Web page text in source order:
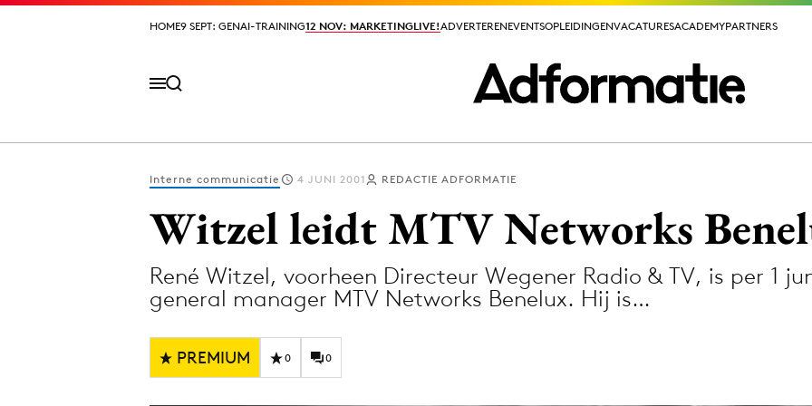
HOME9 SEPT: GENAI-TRAINING12 NOV: MARKETINGLIVE!ADVERTERENEVENTSOPLEIDINGENVACATURESACADEMYPARTNERS
HOME9 SEPT: GENAI-TRAINING12 NOV: MARKETINGLIVE!ADVERTERENEVENTSOPLEIDINGENVACATURESACADEMYPARTNERS
Digital transformation
Diversiteit
Interne communicatie 4 JUNI 2001 REDACTIE ADFORMATIE
Witzel leidt MTV Networks
René Witzel, voorheen Directeur Wegener Radio & TV, is per 1
general manager MTV Networks Benelux. Hij is…
PREMIUM 0 0